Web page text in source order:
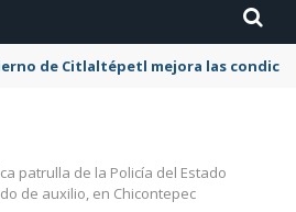
de Citlaltépetl mejora las
patrulla de la Policía del Estado
de auxilio, en Chicontepec